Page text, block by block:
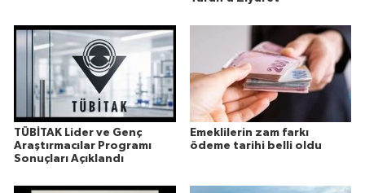
TÜBİTAK Lider ve Genç
Araştırmacılar Programı
Sonuçları Açıklandı
Emeklilerin zam farkı
ödeme tarihi belli oldu